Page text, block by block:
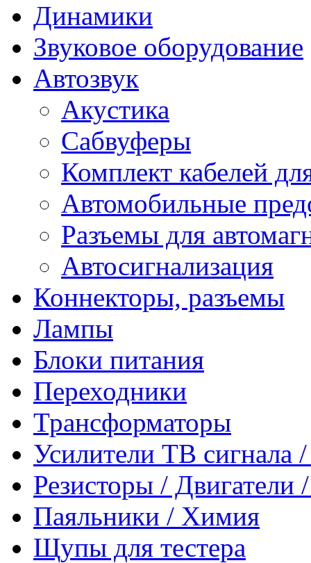
Динамики
Звуковое оборудование
Автозвук
Акустика
Сабвуферы
Комплект кабелей
Автомобильные
Разъемы для
Автосигнализация
Коннекторы, разъемы
Лампы
Блоки питания
Переходники
Трансформаторы
Усилители ТВ сигнала
Резисторы /
Паяльники / Химия
Щупы для тестера